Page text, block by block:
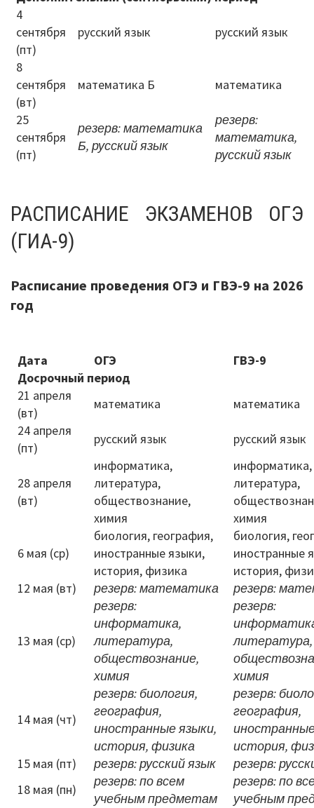
образования
Аналитическая справка
Управление и надзор в сфере
образования
Библиотека
Справки по проверкам
План мероприятий
Методические рекомендации
Контакты
Для сведения
4
сентября
(пт)
русский язык русский язык
8
сентября
(вт)
математика Б математика
25
сентября
(пт)
резерв: математика
Б, русский язык
резерв:
математика,
русский язык
РАСПИСАНИЕ ЭКЗАМЕНОВ ОГЭ
(ГИА-9)
Расписание проведения ОГЭ и ГВЭ-9 на 2026
год
Дата ОГЭ
ГВЭ-9
Досрочный период
21 апреля
(вт)
математика
математика
24 апреля
(пт)
русский язык русский язык
28 апреля
(вт)
информатика,
литература,
обществознание,
химия
информатика,
литература,
химия
6 мая (ср)
биология, география,
иностранные языки,
история, физика
биология,
иностранные
история,
12 мая (вт)
резерв:математика резерв:
13 мая (ср)
резерв:
информатика,
литература,
обществознание,
химия
резерв:
литература,
химия
14 мая (чт)
резерв: биология,
география,
иностранные языки,
история, физика
резерв:
география,
история,
15 мая (пт)
резерв: русский язык
резерв:
18 мая (пн)
резерв: по всем
учебным предметам
резерв: по
учебным